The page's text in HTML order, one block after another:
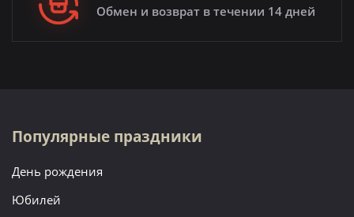
Обмен и возврат в течении 14 дней
Популярные праздники
День рождения
Юбилей